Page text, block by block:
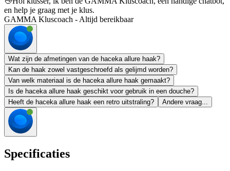
en help je graag met je klus.
GAMMA Kluscoach - Altijd bereikbaar
Wat zijn de afmetingen van de haceka allure haak?
Kan de haak zowel vastgeschroefd als gelijmd worden?
Van welk materiaal is de haceka allure haak gemaakt?
Is de haceka allure haak geschikt voor gebruik in een douche?
Heeft de haceka allure haak een retro uitstraling?
Andere vraag...
Specificaties